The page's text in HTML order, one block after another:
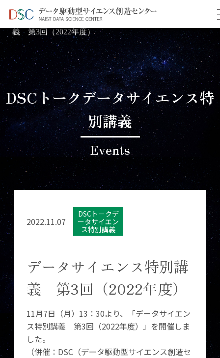
TOP ＞ イベント情報
＞ データサイエンス特別講
義 第3回（2022年度）
DSCトークデータサイエンス特
別講義
Events
2022.11.07
DSCトークデ
ータサイエン
ス特別講義
データサイエンス特別講
義 第3回（2022年度）
11月7日（月）13：30より、「データサイエン
ス特別講義 第3回（2022年度）」を開催しま
した。
（併催：DSC（データ駆動型サイエンス創造セ